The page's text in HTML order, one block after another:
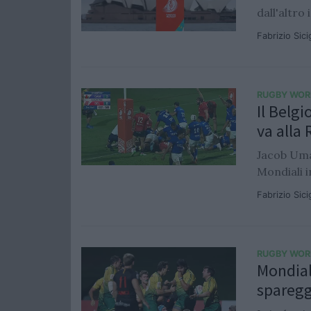
dall'altro
Fabrizio
RUGBY
Il
va alla
Jacob
Mondiali
Fabrizio
RUGBY